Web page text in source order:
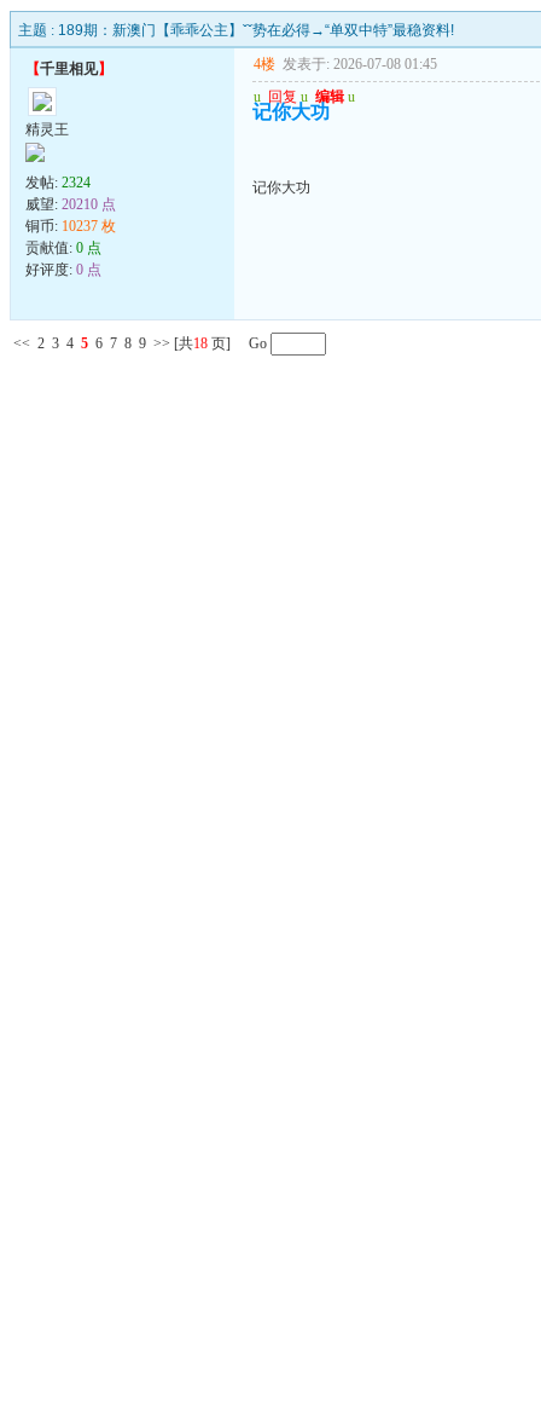
主题 : 189期：新澳门【乖乖公主】ˇˇ势在必得→“单双中特”最稳资料!
【千里相见】
精灵王
发帖: 2324
威望: 20210 点
铜币: 10237 枚
贡献值: 0 点
好评度: 0 点
4楼 发表于: 2026-07-08 01:45
u 回复 u 编辑 u
记你大功
记你大功
<< 2 3 4 5 6 7 8 9 >> [共18 页] Go